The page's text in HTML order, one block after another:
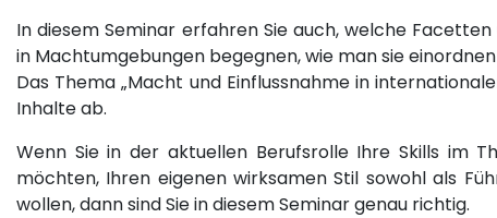
In diesem Seminar erfahren Sie auch, welche
in Machtumgebungen begegnen, wie man sie
Das Thema „Macht und Einflussnahme in
Inhalte ab.
Wenn Sie in der aktuellen Berufsrolle Ihre Skills im
möchten, Ihren eigenen wirksamen Stil sowohl als
wollen, dann sind Sie in diesem Seminar genau richtig.